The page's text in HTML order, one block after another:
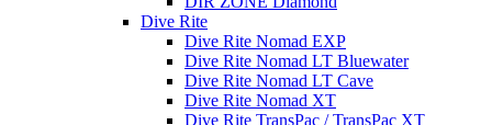
Dive Rite
Dive Rite Nomad EXP
Dive Rite Nomad LT Bluewater
Dive Rite Nomad LT Cave
Dive Rite Nomad XT
Dive Rite TransPac / TransPac XT